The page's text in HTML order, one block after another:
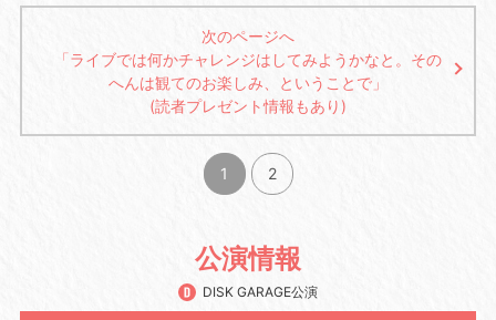
次のページへ
「ライブでは何かチャレンジはしてみようかなと。その
へんは観てのお楽しみ、ということで」
(読者プレゼント情報もあり)
1 2
公演情報
DISK GARAGE公演